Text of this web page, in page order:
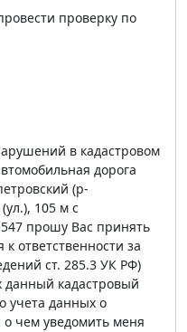
проверку по
в кадастровом
дорога
(р-
105 м с
прошу Вас принять
ответственности за
ст. 285.3 УК РФ)
кадастровый
учета данных о
чем уведомить меня